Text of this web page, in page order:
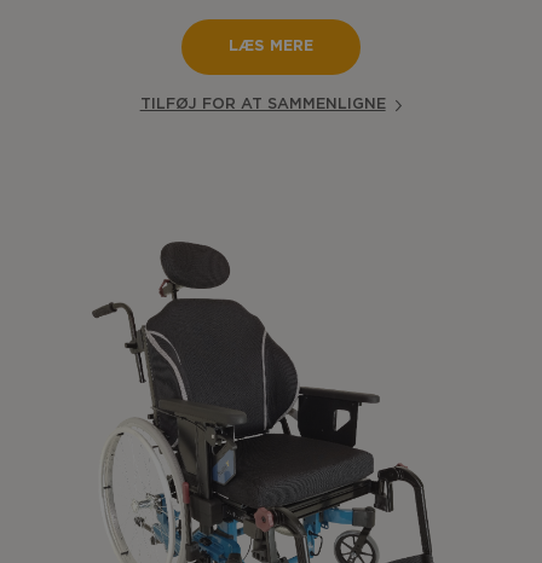
LÆS MERE
TILFØJ FOR AT SAMMENLIGNE